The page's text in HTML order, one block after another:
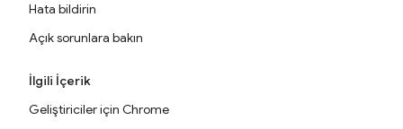
Hata bildirin
Açık sorunlara bakın
İlgili İçerik
Geliştiriciler için Chrome